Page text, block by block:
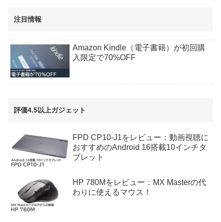
注目情報
Amazon Kindle（電子書籍）が初回購
入限定で70%OFF
評価4.5以上ガジェット
FPD CP10-J1をレビュー：動画視聴に
おすすめのAndroid 16搭載10インチタ
ブレット
HP 780Mをレビュー：MX Masterの代
わりに使えるマウス！